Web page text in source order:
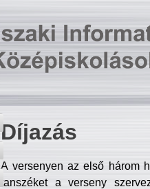
Díjazás
A versenyen az első három
tanszéket a verseny